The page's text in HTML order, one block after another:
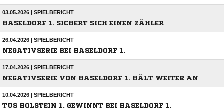
03.05.2026 | SPIELBERICHT
HASELDORF 1. SICHERT SICH EINEN ZÄHLER
26.04.2026 | SPIELBERICHT
NEGATIVSERIE BEI HASELDORF 1.
17.04.2026 | SPIELBERICHT
NEGATIVSERIE VON HASELDORF 1. HÄLT WEITER AN
10.04.2026 | SPIELBERICHT
TUS HOLSTEIN 1. GEWINNT BEI HASELDORF 1.